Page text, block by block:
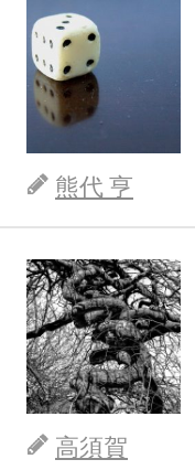
熊代 亨
高須賀